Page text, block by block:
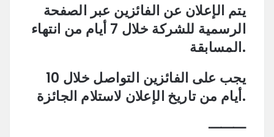
يتم الإعلان عن الفائزين عبر الصفحة
الرسمية للشركة خلال 7 أيام من انتهاء
المسابقة.
يجب على الفائزين التواصل خلال 10
أيام من تاريخ الإعلان لاستلام الجائزة.
⸻